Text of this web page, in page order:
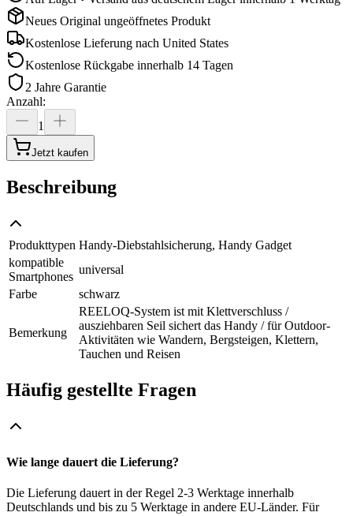
Neues Original ungeöffnetes Produkt
Kostenlose Lieferung nach United States
Kostenlose Rückgabe innerhalb 14 Tagen
2 Jahre Garantie
Anzahl:
1
Jetzt kaufen
Beschreibung
Produkttypen Handy-Diebstahlsicherung, Handy Gadget
kompatible
Smartphones
universal
Farbe
schwarz
Bemerkung
REELOQ-System ist mit Klettverschluss /
ausziehbaren Seil sichert das Handy / für Outdoor-
Aktivitäten wie Wandern, Bergsteigen, Klettern,
Tauchen und Reisen
Häufig gestellte Fragen
Wie lange dauert die Lieferung?
Die Lieferung dauert in der Regel 2-3 Werktage innerhalb
Deutschlands und bis zu 5 Werktage in andere EU-Länder. Für